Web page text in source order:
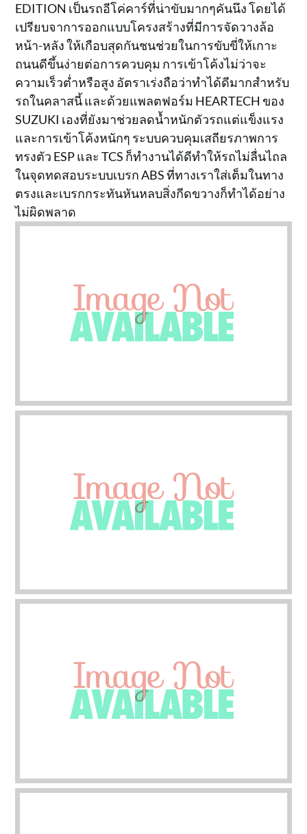
EDITION เป็นรถอีโค่คาร์ที่น่าขับมากๆคันนึง โดยได้
เปรียบจาการออกแบบโครงสร้างที่มีการจัดวางล้อ
หน้า-หลัง ให้เกือบสุดกันชนช่วยในการขับขี่ให้เกาะ
ถนนดีขึ้นง่ายต่อการควบคุม การเข้าโค้งไม่ว่าจะ
ความเร็วต่ำหรือสูง อัตราเร่งถือว่าทำได้ดีมากสำหรับ
รถในคลาสนี้ และด้วยแพลตฟอร์ม HEARTECH ของ
SUZUKI เองที่ยังมาช่วยลดน้ำหนักตัวรถแต่แข็งแรง
และการเข้าโค้งหนักๆ ระบบควบคุมเสถียรภาพการ
ทรงตัว ESP และ TCS ก็ทำงานได้ดีทำให้รถไม่ลื่นไถล
ในจุดทดสอบระบบเบรก ABS ที่ทางเราใส่เต็มในทาง
ตรงและเบรกกระทันหันหลบสิ่งกีดขวางก็ทำได้อย่าง
ไม่ผิดพลาด